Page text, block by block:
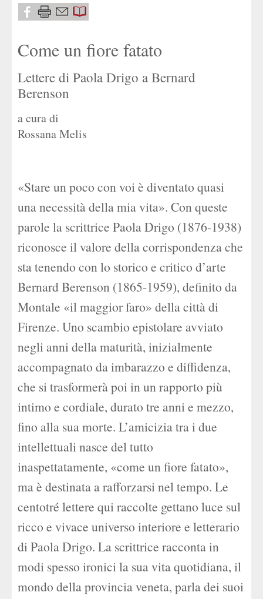
Come un fiore fatato
Lettere di Paola Drigo a Bernard
Berenson
a cura di
Rossana Melis
«Stare un poco con voi è diventato quasi
una necessità della mia vita». Con queste
parole la scrittrice Paola Drigo (1876-1938)
riconosce il valore della corrispondenza che
sta tenendo con lo storico e critico d’arte
Bernard Berenson (1865-1959), definito da
Montale «il maggior faro» della città di
Firenze. Uno scambio epistolare avviato
negli anni della maturità, inizialmente
accompagnato da imbarazzo e diffidenza,
che si trasformerà poi in un rapporto più
intimo e cordiale, durato tre anni e mezzo,
fino alla sua morte. L’amicizia tra i due
intellettuali nasce del tutto
inaspettatamente, «come un fiore fatato»,
ma è destinata a rafforzarsi nel tempo. Le
centotré lettere qui raccolte gettano luce sul
ricco e vivace universo interiore e letterario
di Paola Drigo. La scrittrice racconta in
modi spesso ironici la sua vita quotidiana, il
mondo della provincia veneta, parla dei suoi